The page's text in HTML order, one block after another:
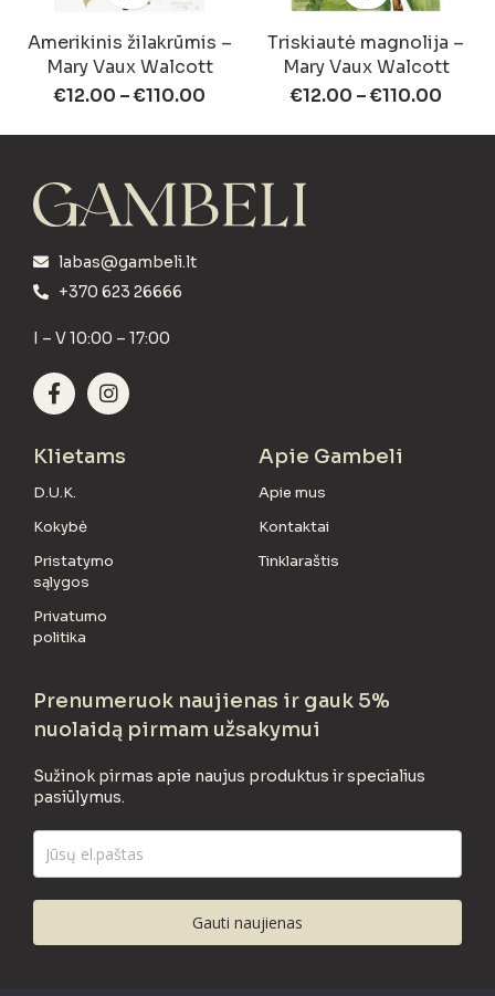
Amerikinis žilakrūmis –
Mary Vaux Walcott
€12.00 –€110.00
Triskiautė magnolija –
Mary Vaux Walcott
€12.00 –€110.00
labas@gambeli.lt
+370 623 26666
I – V 10:00 – 17:00
Klietams
D.U.K.
Kokybė
Pristatymo
sąlygos
Privatumo
politika
Apie Gambeli
Apie mus
Kontaktai
Tinklaraštis
Prenumeruok naujienas ir gauk 5%
nuolaidą pirmam užsakymui
Sužinok pirmas apie naujus produktus ir specialius
pasiūlymus.
Gauti naujienas